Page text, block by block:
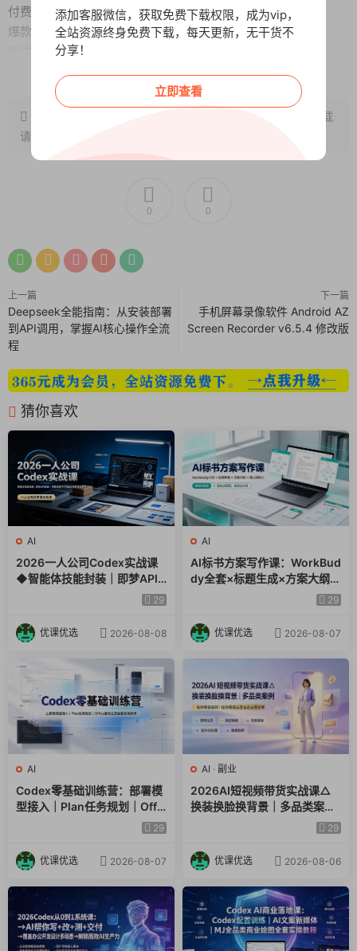
付费软件变现秘籍
爆款复制
接广告流程
钩子话术设计
全域引流玩法
，转载
请注明出处~~~
0 0
上一篇
Deepseek全能指南：从安装部署
到API调用，掌握AI核心操作全流
程
下一篇
手机屏幕录像软件 Android AZ
Screen Recorder v6.5.4 修改版
猜你喜欢
AI
2026一人公司Codex实战课
◆智能体技能封装｜即梦API
视频｜电商视觉PPT自动化全29
优课优选 2026-08-08
AI
AI标书方案写作课：WorkBud
dy全套×标题生成×方案大纲×
提示词技巧×废标点检查×豆包
29
优课优选 2026-08-07
AI
Codex零基础训练营：部署模
型接入｜Plan任务规划｜Offic
29
优课优选 2026-08-07
AI · 副业
2026AI短视频带货实战课△
换装换脸换背景｜多品类案例
｜矩阵橱窗运营全套实操教学
29
优课优选 2026-08-06
添加客服微信，获取免费下载权限，成为vip，
全站资源终身免费下载，每天更新，无干货不
分享！
立即查看